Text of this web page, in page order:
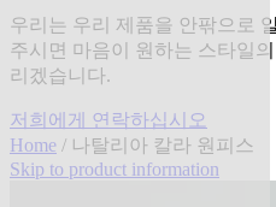
우리는 우리 제품을 안팎으로
주시면 마음이 원하는 스타일
리겠습니다.
저희에게 연락하십시오
Home / 나탈리아 칼라 원피스
Skip to product information